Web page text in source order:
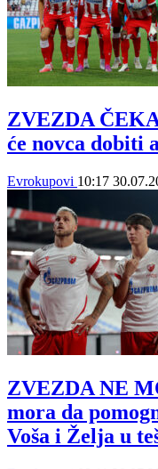
ZVEZDA
će novca dobiti
Evrokupovi 10:17
ZVEZDA NE
mora da
Voša i Želja u